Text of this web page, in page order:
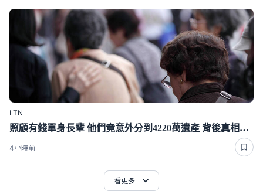
LTN
照顧有錢單身長輩 他們竟意外分到4220萬遺產 背後真相曝光了
4小時前
看更多